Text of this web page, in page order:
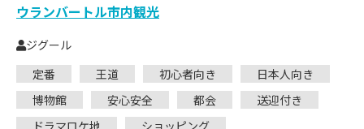
ウランバートル市内観光
ジグール
定番
王道 初心者向き
日本人向き
博物館
安心安全 都会
送迎付き
ドラマロケ地
ショッピング